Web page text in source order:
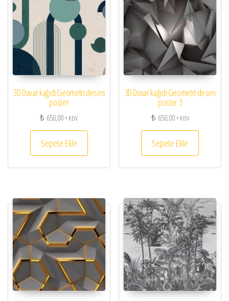
3D Duvar kağıdı Geometri desen
poster
₺ 650,00+ KDV
Sepete Ekle
3D Duvar kağıdı Geometri desen
poster 3
₺650,00+ KDV
Sepete Ekle